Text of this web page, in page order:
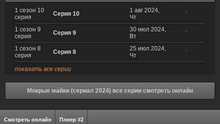
1 сезон 10
серия
Серия 10
1 авг 2024,
Чт
*
1 сезон 9
серия
Серия 9
30 июл 2024,
Вт
*
1 сезон 8
серия
Серия 8
25 июл 2024,
Чт
*
показать все серии
Мокрые майки (сериал 2024) все серии смотреть онлайн
Смотреть онлайн Плеер #2